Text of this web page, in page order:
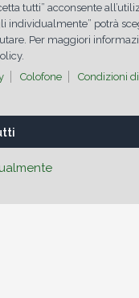
fasce elastiche,
nel basamento
sulle pareti
usurate, l’olio può
e bruciare.
valvole:
motore
possono causare
le
tutti” acconsente
individualmente” potrà
Per maggiori
Colofone
Condizioni di